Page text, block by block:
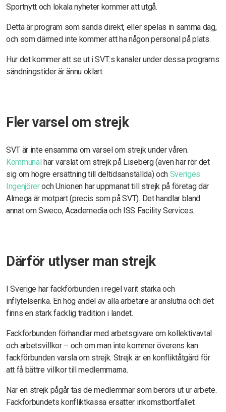
Sportnytt och lokala nyheter kommer att utgå.
Detta är program som sänds direkt, eller spelas in samma dag,
och som därmed inte kommer att ha någon personal på plats.
Hur det kommer att se ut i SVT:s kanaler under dessa programs
sändningstider är ännu oklart.
Fler varsel om strejk
SVT är inte ensamma om varsel om strejk under våren.
Kommunalhar varslat om strejk på Liseberg (även här rör det
sig om högre ersättning till deltidsanställda) och Sveriges
Ingenjöreroch Unionen har uppmanat till strejk på företag där
Almega är motpart (precis som på SVT). Det handlar bland
annat om Sweco, Academedia och ISS Facility Services.
Därför utlyser man strejk
I Sverige har fackförbunden i regel varit starka och
inflytelserika. En hög andel av alla arbetare är anslutna och det
finns en stark facklig tradition i landet.
Fackförbunden förhandlar med arbetsgivare om kollektivavtal
och arbetsvillkor – och om man inte kommer överens kan
fackförbunden varsla om strejk. Strejk är en konfliktåtgärd för
att få bättre villkor till medlemmarna.
När en strejk pågår tas de medlemmar som berörs ut ur arbete.
Fackförbundets konfliktkassa ersätter inkomstbortfallet.